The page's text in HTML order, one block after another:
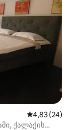
საშუალო
4,83 (24)
ქალაქის